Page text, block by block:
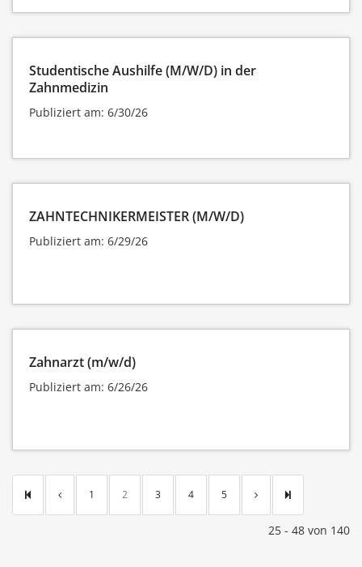
Studentische Aushilfe (M/W/D) in der
Zahnmedizin
Publiziert am: 6/30/26
ZAHNTECHNIKERMEISTER (M/W/D)
Publiziert am: 6/29/26
Zahnarzt (m/w/d)
Publiziert am: 6/26/26
1 2 3 4 5
25 - 48 von 140